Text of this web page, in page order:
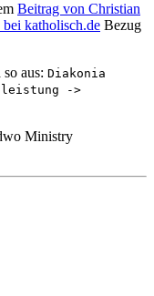
Beitrag von Christian
katholisch.de Bezug
aus: Diakonia
->
Ministry